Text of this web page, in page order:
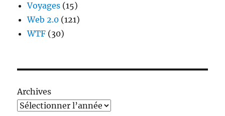
Voyages (15)
Web 2.0 (121)
WTF (30)
Archives